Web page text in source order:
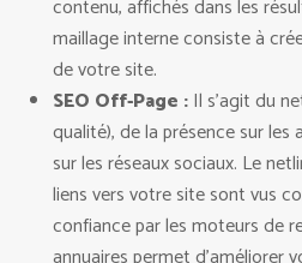
contenu, affichés dans les
maillage interne consiste à
de votre site.
SEO Off-Page :Il s’agit du
qualité), de la présence sur les
sur les réseaux sociaux. Le
liens vers votre site sont vus
confiance par les moteurs de